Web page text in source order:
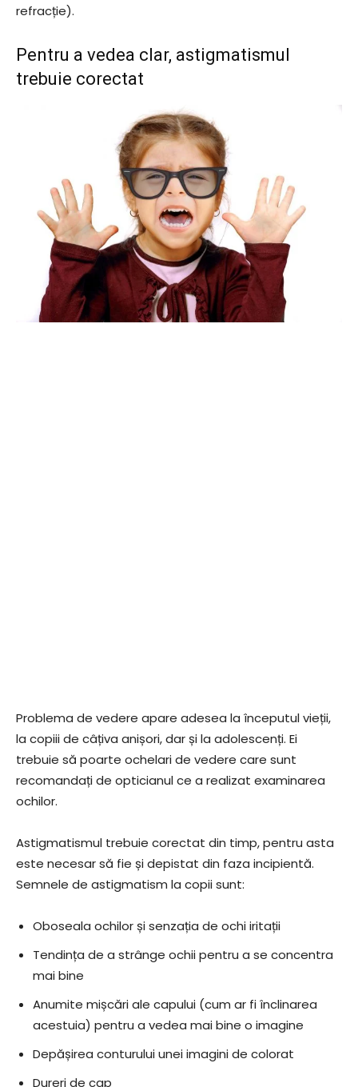
refracție).
Pentru a vedea clar, astigmatismul
trebuie corectat
Problema de vedere apare adesea la începutul vieții,
la copiii de câțiva anișori, dar și la adolescenți. Ei
trebuie să poarte ochelari de vedere care sunt
recomandați de opticianul ce a realizat examinarea
ochilor.
Astigmatismul trebuie corectat din timp, pentru asta
este necesar să fie și depistat din faza incipientă.
Semnele de astigmatism la copii sunt:
Oboseala ochilor și senzația de ochi iritații
Tendința de a strânge ochii pentru a se concentra
mai bine
Anumite mișcări ale capului (cum ar fi înclinarea
acestuia) pentru a vedea mai bine o imagine
Depășirea conturului unei imagini de colorat
Dureri de cap